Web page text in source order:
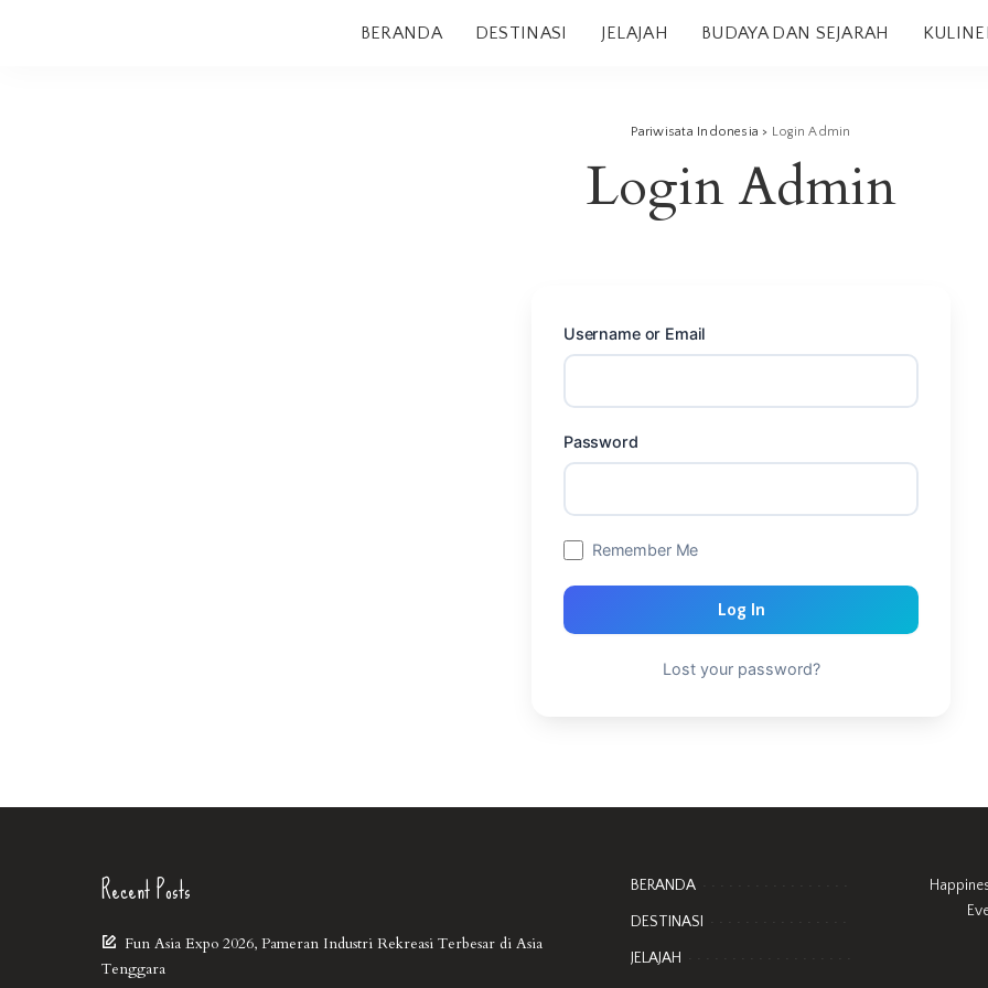
BERANDA DESTINASI JELAJAH BUDAYA DAN SEJARAH
Pariwisata Indonesia > Login Admin
Login Admin
Username or Email
Password
Remember Me
Log In
Lost your password?
Recent Posts
Fun Asia Expo 2026, Pameran Industri Rekreasi Terbesar di Asia
Tenggara
BERANDA
DESTINASI
JELAJAH